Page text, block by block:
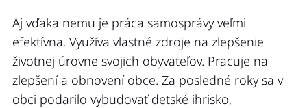
Aj vďaka nemu je práca samosprávy veľmi
efektívna. Využíva vlastné zdroje na zlepšenie
životnej úrovne svojich obyvateľov. Pracuje na
zlepšení a obnovení obce. Za posledné roky sa v
obci podarilo vybudovať detské ihrisko,